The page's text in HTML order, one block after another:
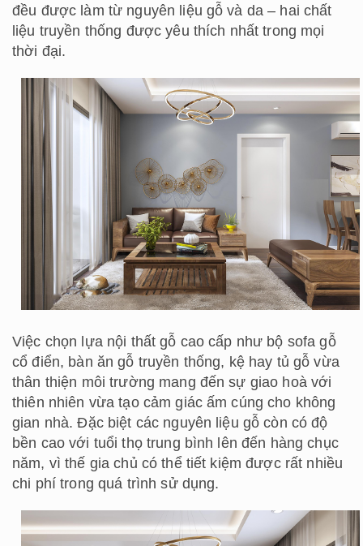
đều được làm từ nguyên liệu gỗ và da – hai chất
liệu truyền thống được yêu thích nhất trong mọi
thời đại.
Việc chọn lựa nội thất gỗ cao cấp như bộ sofa gỗ
cổ điển, bàn ăn gỗ truyền thống, kệ hay tủ gỗ vừa
thân thiện môi trường mang đến sự giao hoà với
thiên nhiên vừa tạo cảm giác ấm cúng cho không
gian nhà. Đặc biệt các nguyên liệu gỗ còn có độ
bền cao với tuổi thọ trung bình lên đến hàng chục
năm, vì thế gia chủ có thể tiết kiệm được rất nhiều
chi phí trong quá trình sử dụng.